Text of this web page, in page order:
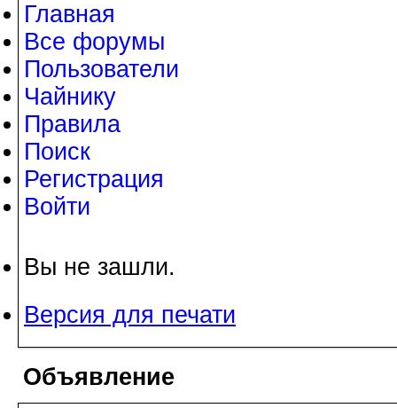
Главная
Все форумы
Пользователи
Чайнику
Правила
Поиск
Регистрация
Войти
Вы не зашли.
Версия для печати
Объявление